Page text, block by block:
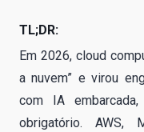
TL;DR:
Em 2026, cloud
a nuvem” e virou
com IA
obrigatório. AWS,